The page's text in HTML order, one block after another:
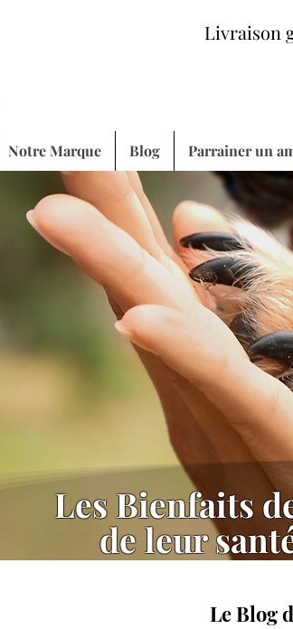
Livraison
Notre Marque Blog Parrainer un
Les Bienfaits
de leur
Le Blog